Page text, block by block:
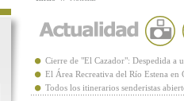
Cierre de "El Cazador": Despedida a
El Área Recreativa del Río Estena
Todos los itinerarios senderistas